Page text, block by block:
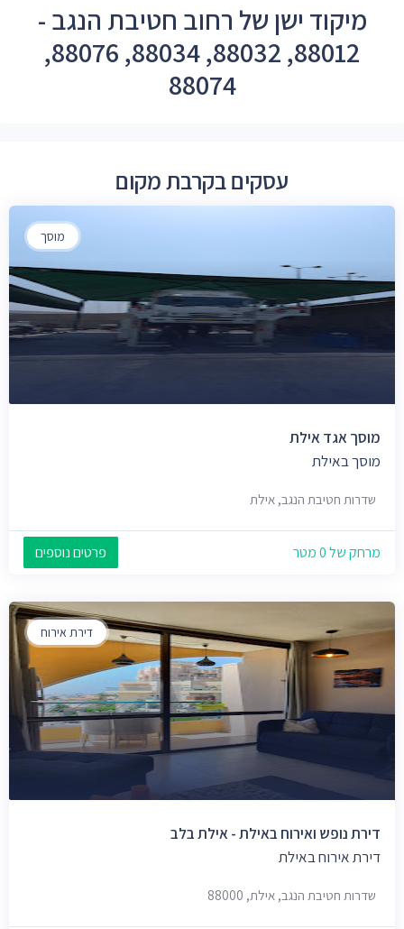
מיקוד ישן של רחוב חטיבת הנגב -
88012, 88032, 88034, 88076,
88074
עסקים בקרבת מקום
מוסך
מוסך אגד אילת
מוסך באילת
שדרות חטיבת הנגב, אילת
מרחק של 0 מטר פרטים נוספים
דירת אירוח
דירת נופש ואירוח באילת - אילת בלב
דירת אירוח באילת
שדרות חטיבת הנגב, אילת, 88000